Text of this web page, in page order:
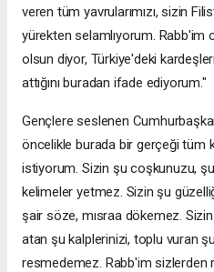
veren tüm yavrularımızı, sizin
yürekten selamlıyorum. Rabb'im
olsun diyor, Türkiye'deki
attığını buradan ifade ediyorum."
Gençlere seslenen
öncelikle burada bir gerçeği tüm
istiyorum. Sizin şu coşkunuzu,
kelimeler yetmez. Sizin şu
şair söze, mısraa dökemez.
atan şu kalplerinizi, toplu vuran
resmedemez. Rabb'im sizlerden